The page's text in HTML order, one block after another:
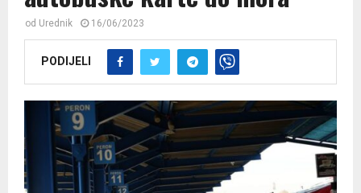
od Urednik 16/06/2023
PODIJELI